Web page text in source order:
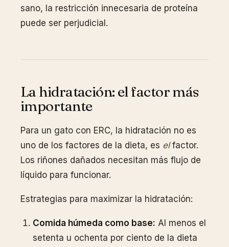
sano, la restricción innecesaria de proteína
puede ser perjudicial.
La hidratación: el factor más
importante
Para un gato con ERC, la hidratación no es
uno de los factores de la dieta, es elfactor.
Los riñones dañados necesitan más flujo de
líquido para funcionar.
Estrategias para maximizar la hidratación:
Comida húmeda como base: Al menos el
setenta u ochenta por ciento de la dieta